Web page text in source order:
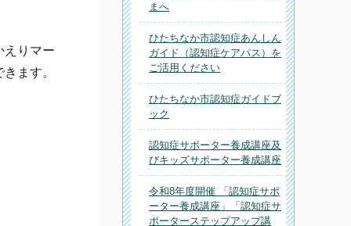
えりマー
ます。
まへ
ひたちなか市認知症あんしん
ガイド（認知症ケアパス）を
ご活用ください
ひたちなか市認知症ガイドブ
ック
認知症サポーター養成講座及
びキッズサポーター養成講座
令和8年度開催 「認知症サポ
ーター養成講座」「認知症サ
ポーターステップアップ講